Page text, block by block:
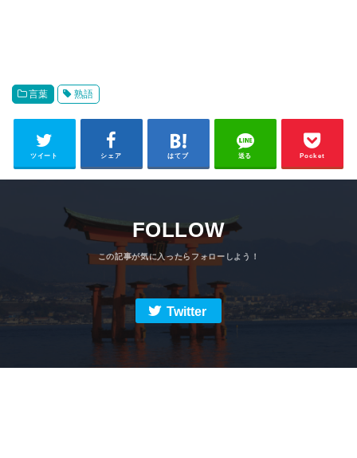
言葉 熟語
ツイート シェア はてブ 送る Pocket
FOLLOW
Twitter